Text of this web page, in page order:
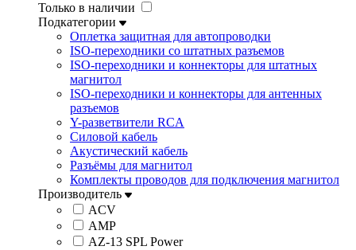
Только в наличии
Подкатегории
Оплетка защитная для автопроводки
ISO-переходники со штатных разъемов
ISO-переходники и коннекторы для штатных
магнитол
ISO-переходники и коннекторы для антенных
разъемов
Y-разветвители RCA
Силовой кабель
Акустический кабель
Разъёмы для магнитол
Комплекты проводов для подключения магнитол
Производитель
ACV
AMP
AZ-13 SPL Power